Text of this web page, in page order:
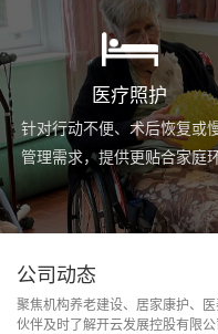
进行持续跟踪与基础预警。
医疗照护
针对行动不便、术后恢复或
管理需求，提供更贴合家庭
的护理服务与用药协助支
公司动态
聚焦机构养老建设、居家康护、
伙伴及时了解开云发展控股有限